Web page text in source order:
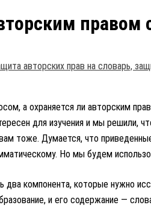
правом
а охраняется ли авторским
для изучения и мы решили,
тоже. Думается, что
Но мы будем
два компонента, которые нужно
и его содержание —